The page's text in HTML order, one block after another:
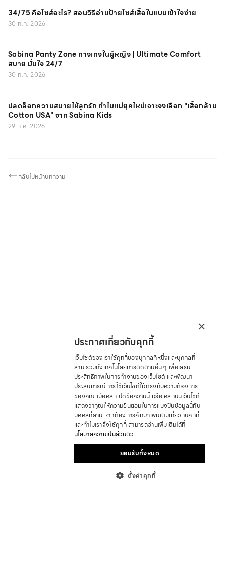
34/75 คือไซส์อะไร? สอนวิธีอ่านป้ายไซส์เสื้อในแบบเข้าใจง่าย
30 ก.ค. 2026
Sabina Panty Zone กางเกงในผู้หญิง | Ultimate Comfort
สบาย มั่นใจ 24/7
30 ก.ค. 2026
ปลดล็อกความสบายให้ลูกรัก ทำไมแม่ยุคใหม่เจาะจงเลือก "เสื้อกล้าม
Cotton USA" จาก Sabina Kids
29 ก.ค. 2026
กลับไปหน้าบทความ
×
ประกาศเกี่ยวกับคุกกี้
เว็บไซต์ของเราใช้คุกกี้ของบุคคลที่หนึ่งและบุคคลที่
สาม รวมถึงเทคโนโลยีการติดตามอื่น ๆ เพื่อเสริม
ประสิทธิภาพในการทำงานของเว็บไซต์ และพัฒนา
ประสบการณ์การใช้เว็บไซต์ให้ตรงกับความต้องการ
ของคุณ เมื่อคลิก ปิดข้อความนี้ หรือ คลิกบนเว็บไซต์
แสดงว่าคุณให้ความยินยอมในการแบ่งปันข้อมูลนี้กับ
บุคคลที่สาม หากต้องการศึกษาเพิ่มเติมเกี่ยวกับคุกกี้
และทำไมเราจึงใช้คุกกี้ สามารถอ่านเพิ่มเติมได้ที่
นโยบายความเป็นส่วนตัว
ยอมรับทั้งหมด
ตั้งค่าคุกกี้